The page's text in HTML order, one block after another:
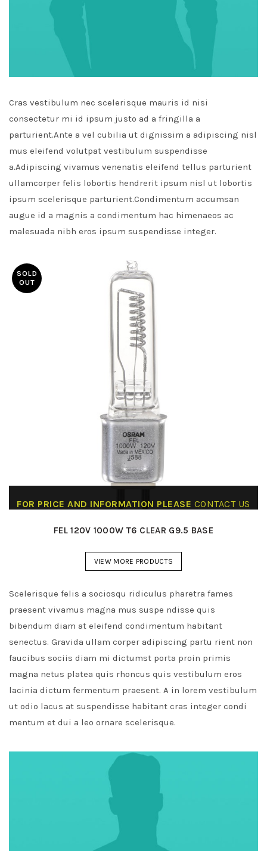
Cras vestibulum nec scelerisque mauris id nisi
consectetur mi id ipsum justo ad a fringilla a
parturient.Ante a vel cubilia ut dignissim a adipiscing nisl
mus eleifend volutpat vestibulum suspendisse
a.Adipiscing vivamus venenatis eleifend tellus parturient
ullamcorper felis lobortis hendrerit ipsum nisl ut lobortis
ipsum scelerisque parturient.Condimentum accumsan
augue id a magnis a condimentum hac himenaeos ac
malesuada nibh eros ipsum suspendisse integer.
SOLD
OUT
FOR PRICE AND INFORMATION PLEASE CONTACT US
FEL 120V 1000W T6 CLEAR G9.5 BASE
VIEW MORE PRODUCTS
Scelerisque felis a sociosqu ridiculus pharetra fames
praesent vivamus magna mus suspe ndisse quis
bibendum diam at eleifend condimentum habitant
senectus. Gravida ullam corper adipiscing partu rient non
faucibus sociis diam mi dictumst porta proin primis
magna netus platea quis rhoncus quis vestibulum eros
lacinia dictum fermentum praesent. A in lorem vestibulum
ut odio lacus at suspendisse habitant cras integer condi
mentum et dui a leo ornare scelerisque.